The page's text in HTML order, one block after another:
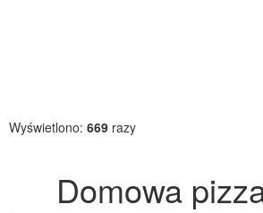
Wyświetlono: 669 razy
Domowa